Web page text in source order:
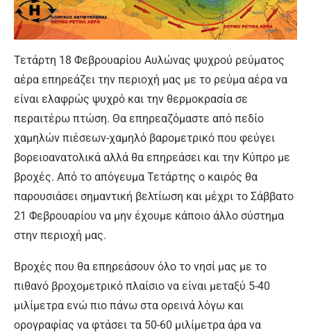
Τετάρτη 18 Φεβρουαρίου Αυλώνας ψυχρού ρεύματος
αέρα επηρεάζει την περιοχή μας με το ρεύμα αέρα να
είναι ελαφρώς ψυχρό και την θερμοκρασία σε
περαιτέρω πτώση. Θα επηρεαζόμαστε από πεδίο
χαμηλών πιέσεων-χαμηλό βαρομετρικό που φεύγει
βορειοανατολικά αλλά θα επηρεάσει και την Κύπρο με
βροχές. Από το απόγευμα Τετάρτης ο καιρός θα
παρουσιάσει σημαντική βελτίωση και μέχρι το Σάββατο
21 Φεβρουαρίου να μην έχουμε κάποιο άλλο σύστημα
στην περιοχή μας.
Βροχές που θα επηρεάσουν όλο το νησί μας με το
πιθανό βροχομετρικό πλαίσιο να είναι μεταξύ 5-40
μιλίμετρα ενώ πιο πάνω στα ορεινά λόγω και
ορογραφίας να φτάσει τα 50-60 μιλίμετρα άρα να